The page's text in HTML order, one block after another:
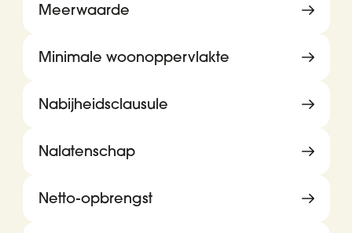
Meerwaarde
Minimale woonoppervlakte
Nabijheidsclausule
Nalatenschap
Netto-opbrengst